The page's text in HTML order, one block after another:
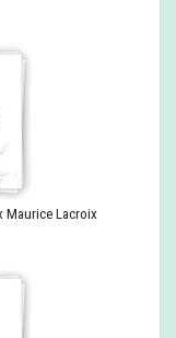
Maurice Lacroix